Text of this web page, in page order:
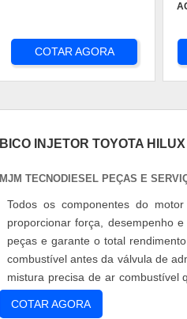
COTAR AGORA
BICO INJETOR TOYOTA
MJM TECNODIESEL PEÇAS E
Todos os componentes do
proporcionar força, desempenho
peças e garante o total
combustível antes da válvula de
mistura precisa de ar combustível
COTAR AGORA